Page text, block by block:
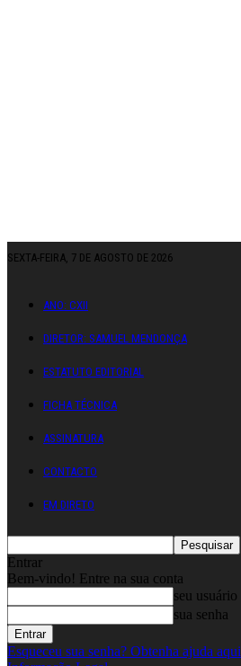
SEXTA-FEIRA, 7 DE AGOSTO DE 2026
ANO: CXII
DIRETOR: SAMUEL MENDONÇA
ESTATUTO EDITORIAL
FICHA TÉCNICA
ASSINATURA
CONTACTO
EM DIRETO
Entrar
Bem-vindo! Entre na sua conta
seu usuário
sua senha
Esqueceu sua senha? Obtenha ajuda aqui